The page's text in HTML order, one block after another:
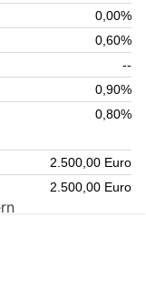
0,00%
0,60%
--
0,90%
0,80%
2.500,00 Euro
2.500,00 Euro